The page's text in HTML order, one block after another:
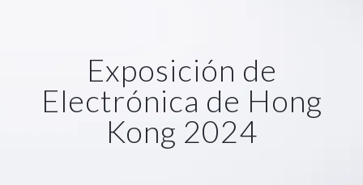
Exposición de
Electrónica de Hong
Kong 2024